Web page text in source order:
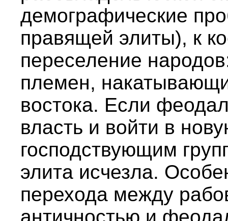
демографические
правящей элиты), к
переселение
племен,
востока. Если
власть и войти в
господствующим
элита исчезла.
перехода между